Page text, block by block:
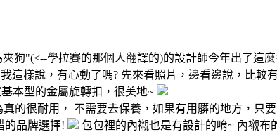
狗"(<--學拉賽的那個人翻譯的)的設計師今年出了這
這樣說，有心動了嗎? 先來看照片，邊看邊說，比較
本型的金屬旋轉扣，很美地~
的很耐用， 不需要去保養，如果有用髒的地方，只
的品牌選擇!
包包裡的內襯也是有設計的唷~ 內襯